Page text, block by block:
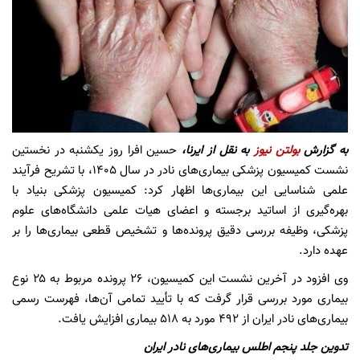
به گزارشبولتن نیوزبه نقل از ایرنا، حسین افرا روز یکشنبه در نخستین
نشست کمیسیون پزشکی بیماری‌های نادر در سال ۱۴۰۵، با تشریح فرآیند
علمی شناسایی این بیماری‌ها اظهار کرد: کمیسیون پزشکی بنیاد با
بهره‌گیری از اساتید برجسته و اعضای هیات علمی دانشگاه‌های علوم
پزشکی، وظیفه بررسی دقیق پرونده‌ها و تشخیص قطعی بیماری‌ها را بر
عهده دارد.
وی افزود در آخرین نشست این کمیسیون، ۲۶ پرونده مربوط به ۲۵ نوع
بیماری مورد بررسی قرار گرفت که با تأیید تمامی آن‌ها، فهرست رسمی
بیماری‌های نادر ایران از ۴۹۲ مورد به ۵۱۸ بیماری افزایش یافت.
تدوین جلد پنجم اطلس بیماری‌های نادر ایران